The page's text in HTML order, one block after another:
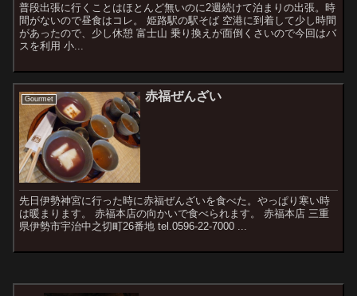
普段出張に行くことはほとんど無いのに2週続けて泊まりの出張。時
間がないので昼食はコレ。 姫路駅の駅そば 空港に到着して少し時間
があったので、少し休憩 富士山 乗り換えが面倒くさいので今回はバ
スを利用 小...
Gourmet 赤福ぜんざい
先日伊勢神宮に行った時に赤福ぜんざいを食べた。やっぱり寒い時
は暖まります。 赤福本店の向かいで食べられます。 赤福本店 三重
県伊勢市宇治中之切町26番地 tel.0596-22-7000 ...